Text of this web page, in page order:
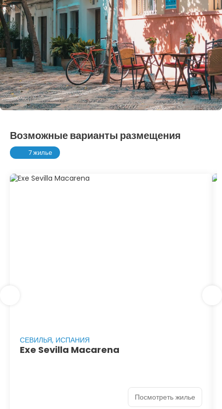
Возможные варианты размещения
7 жилье
СЕВИЛЬЯ, ИСПАНИЯ
Exe Sevilla Macarena
Посмотреть жилье